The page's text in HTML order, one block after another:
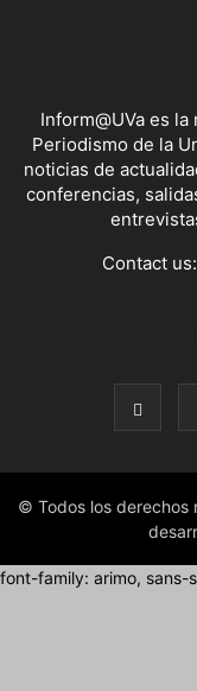
Inform@UVa es
Periodismo de la
noticias de
conferencias,
Contact us:
© Todos los derechos
font-family: arimo,